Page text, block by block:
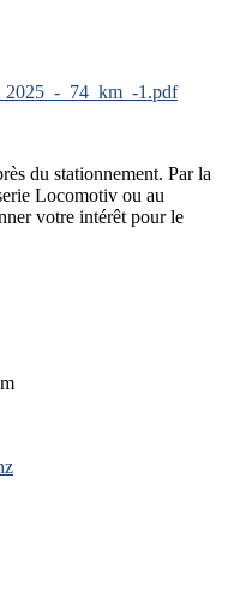
_74_km_-1.pdf
du stationnement. Par la
Locomotiv ou au
votre intérêt pour le